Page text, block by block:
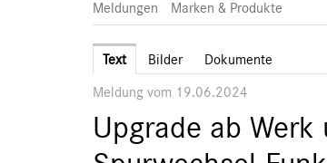
Meldungen Marken & Produkte
Text Bilder Dokumente
Meldung vom 19.06.2024
Upgrade ab